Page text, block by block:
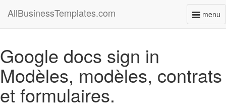
menu
AllBusinessTemplates.com
Google docs sign in
Modèles, modèles, contrats
et formulaires.